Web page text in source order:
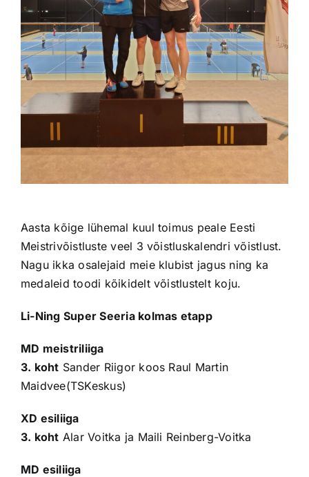
Aasta kõige lühemal kuul toimus peale Eesti
Meistrivõistluste veel 3 võistluskalendri võistlust.
Nagu ikka osalejaid meie klubist jagus ning ka
medaleid toodi kõikidelt võistlustelt koju.
Li-Ning Super Seeria kolmas etapp
MD meistriliiga
3. koht Sander Riigor koos Raul Martin
Maidvee(TSKeskus)
XD esiliiga
3. koht Alar Voitka ja Maili Reinberg-Voitka
MD esiliiga